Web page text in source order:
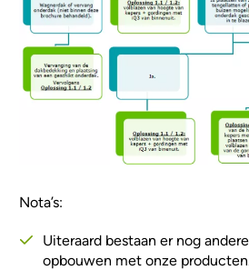
Nota’s:
Uiteraard bestaan er nog
opbouwen met onze